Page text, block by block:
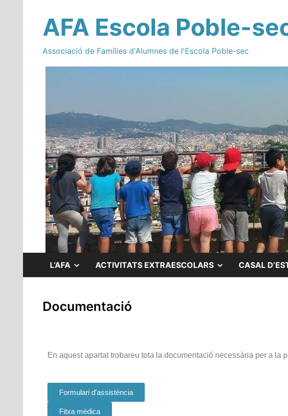
AFA Escola Poble-
Associació de Famílies d'Alumnes de l'Escola Poble-sec
L’AFA ACTIVITATS EXTRAESCOLARS CASAL
Documentació
En aquest apartat trobareu tota la documentació necessària per a la
Formulari d'assistència
Fitxa mèdica